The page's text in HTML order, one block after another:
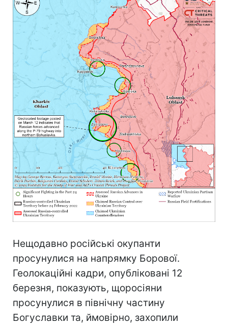
Нещодавно російські окупанти
просунулися на напрямку Борової.
Геолокаційні кадри, опубліковані 12
березня, показують, щоросіяни
просунулися в північну частину
Богуславки та, ймовірно, захопили